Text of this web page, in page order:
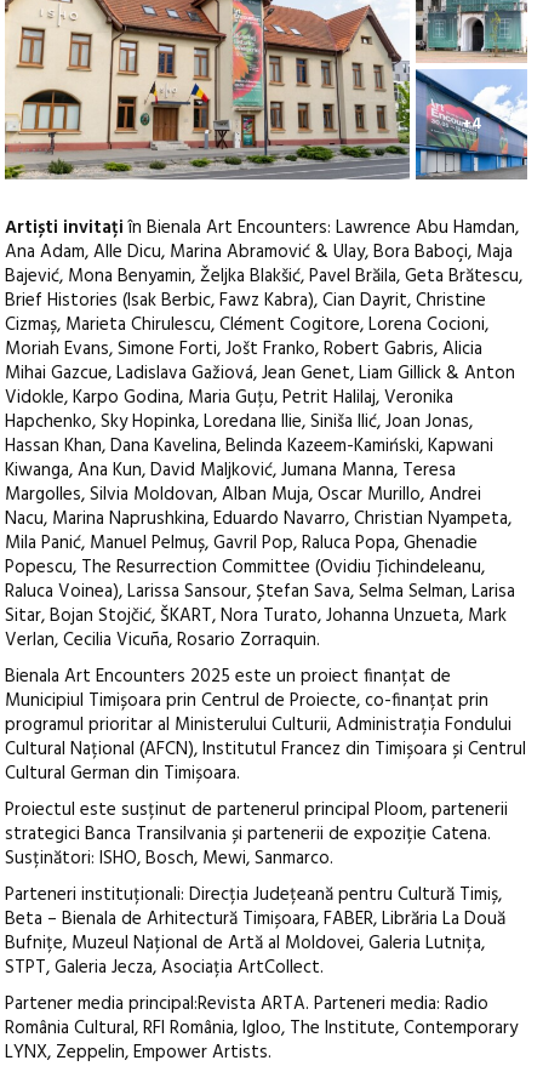
+4
Artiști invitațiîn Bienala Art Encounters: Lawrence Abu Hamdan,
Ana Adam, Alle Dicu, Marina Abramović & Ulay, Bora Baboçi, Maja
Bajević, Mona Benyamin, Željka Blakšić, Pavel Brăila, Geta Brătescu,
Brief Histories (Isak Berbic, Fawz Kabra), Cian Dayrit, Christine
Cizmaș, Marieta Chirulescu, Clément Cogitore, Lorena Cocioni,
Moriah Evans, Simone Forti, Jošt Franko, Robert Gabris, Alicia
Mihai Gazcue, Ladislava Gažiová, Jean Genet, Liam Gillick & Anton
Vidokle, Karpo Godina, Maria Guțu, Petrit Halilaj, Veronika
Hapchenko, Sky Hopinka, Loredana Ilie, Siniša Ilić, Joan Jonas,
Hassan Khan, Dana Kavelina, Belinda Kazeem-Kamiński, Kapwani
Kiwanga, Ana Kun, David Maljković, Jumana Manna, Teresa
Margolles, Silvia Moldovan, Alban Muja, Oscar Murillo, Andrei
Nacu, Marina Naprushkina, Eduardo Navarro, Christian Nyampeta,
Mila Panić, Manuel Pelmuș, Gavril Pop, Raluca Popa, Ghenadie
Popescu, The Resurrection Committee (Ovidiu Țichindeleanu,
Raluca Voinea), Larissa Sansour, Ștefan Sava, Selma Selman, Larisa
Sitar, Bojan Stojčić, ŠKART, Nora Turato, Johanna Unzueta, Mark
Verlan, Cecilia Vicuña, Rosario Zorraquin.
Bienala Art Encounters 2025 este un proiect finanțat de
Municipiul Timișoara prin Centrul de Proiecte, co-finanțat prin
programul prioritar al Ministerului Culturii, Administrația Fondului
Cultural Național (AFCN), Institutul Francez din Timișoara și Centrul
Cultural German din Timișoara.
Proiectul este susținut de partenerul principal Ploom, partenerii
strategici Banca Transilvania și partenerii de expoziție Catena.
Susținători: ISHO, Bosch, Mewi, Sanmarco.
Parteneri instituționali: Direcția Județeană pentru Cultură Timiș,
Beta – Bienala de Arhitectură Timișoara, FABER, Librăria La Două
Bufnițe, Muzeul Național de Artă al Moldovei, Galeria Lutnița,
STPT, Galeria Jecza, Asociația ArtCollect.
Partener media principal:Revista ARTA. Parteneri media: Radio
România Cultural, RFI România, Igloo, The Institute, Contemporary
LYNX, Zeppelin, Empower Artists.